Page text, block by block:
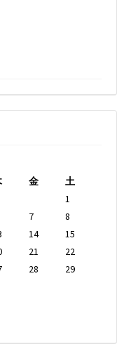
金
土
1
7
8
14
15
21
22
28
29